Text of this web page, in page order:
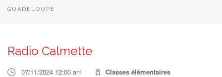
RECHERCHER
GUADELOUPE
Radio Calmette
07/11/2024 12:00 am
Classes élémentaires